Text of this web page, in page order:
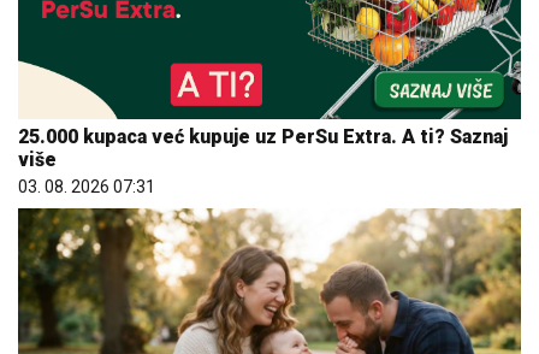
25.000 kupaca već kupuje uz PerSu Extra. A ti? Saznaj
više
03. 08. 2026 07:31